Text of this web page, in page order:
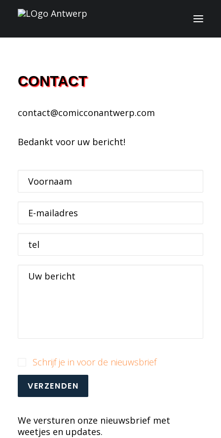
GASTEN
ACTIVITEITEN
FRANÇAIS
NEDERLANDS
CONTACT
contact@comicconantwerp.com
Bedankt voor uw bericht!
Voornaam
E-mailadres
tel
Uw bericht
Schrijf je in voor de nieuwsbrief
VERZENDEN
We versturen onze nieuwsbrief met
weetjes en updates.